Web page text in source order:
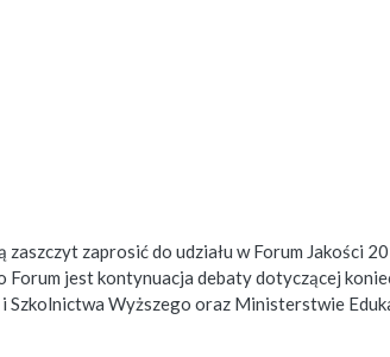
zaprosić do udziału w Forum Jakości
jest kontynuacja debaty dotyczącej
Szkolnictwa Wyższego oraz Ministerstwie